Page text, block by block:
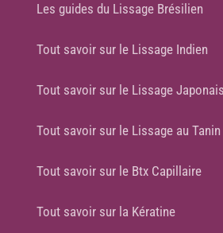
Les guides du Lissage Brésilien
Tout savoir sur le Lissage Indien
Tout savoir sur le Lissage Japonais
Tout savoir sur le Lissage au Tanin
Tout savoir sur le Btx Capillaire
Tout savoir sur la Kératine